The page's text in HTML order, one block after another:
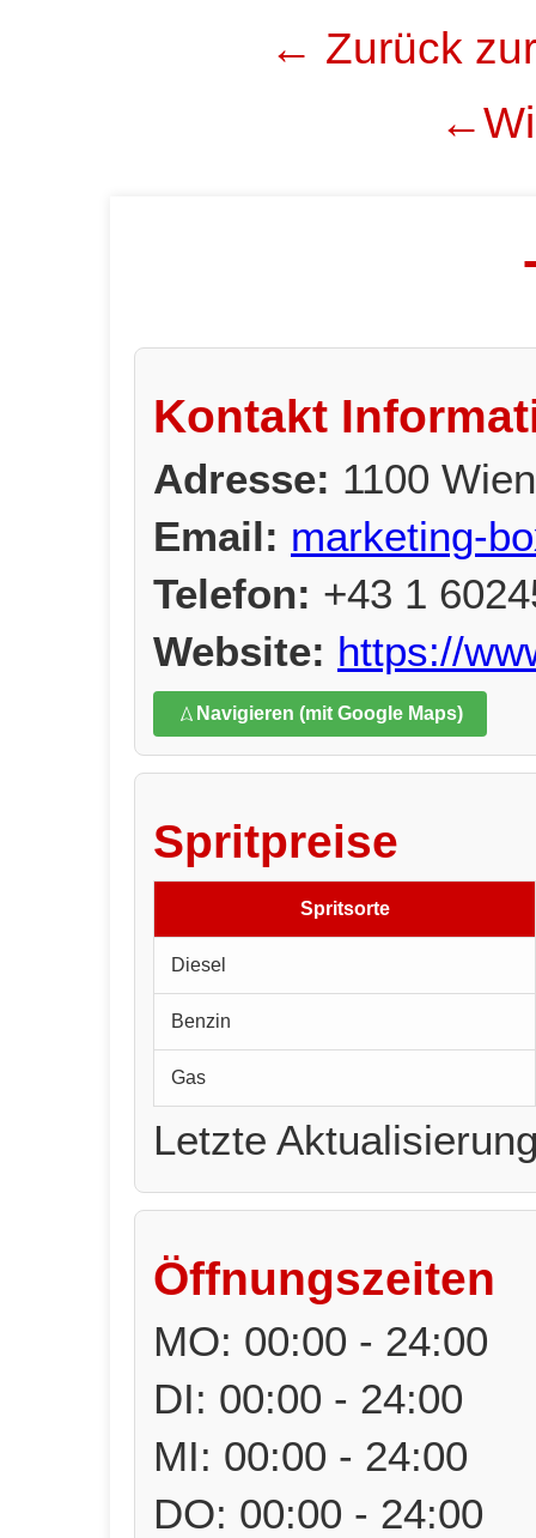
← Zurück
Kontakt
Adresse: 1100
Email: marketing-
Telefon: +43 1
Website: https://
Navigieren (mit Google Maps)
Spritpreise
Spritsorte
Diesel
Benzin
Gas
Letzte
Öffnungszeiten
MO: 00:00 - 24:00
DI: 00:00 - 24:00
MI: 00:00 - 24:00
DO: 00:00 - 24:00